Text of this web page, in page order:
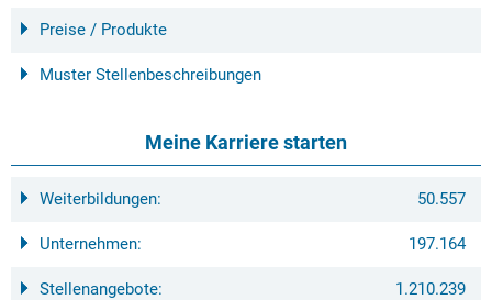
Preise / Produkte
Muster Stellenbeschreibungen
Meine Karriere starten
Weiterbildungen: 50.557
Unternehmen: 197.164
Stellenangebote: 1.210.239